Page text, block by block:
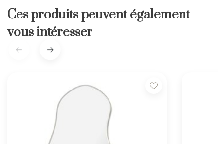
Ces produits peuvent également
vous intéresser